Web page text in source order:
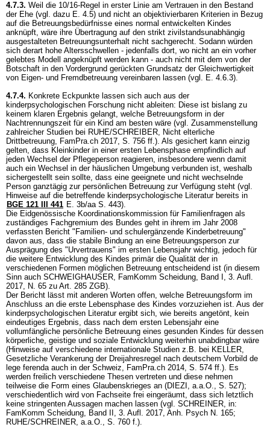
4.7.3. Weil die 10/16-Regel in erster Linie am Vertrauen in den Bestand
der Ehe (vgl. dazu E. 4.5) und nicht an objektivierbaren Kriterien in Bezug
auf die Betreuungsbedürfnisse eines normal entwickelten Kindes
anknüpft, wäre ihre Übertragung auf den strikt zivilstandsunabhängig
ausgestalteten Betreuungsunterhalt nicht sachgerecht. Sodann würden
sich derart hohe Altersschwellen - jedenfalls dort, wo nicht an ein vorher
gelebtes Modell angeknüpft werden kann - auch nicht mit dem von der
Botschaft in den Vordergrund gerückten Grundsatz der Gleichwertigkeit
von Eigen- und Fremdbetreuung vereinbaren lassen (vgl. E. 4.6.3).
4.7.4. Konkrete Eckpunkte lassen sich auch aus der
kinderpsychologischen Forschung nicht ableiten: Diese ist bislang zu
keinem klaren Ergebnis gelangt, welche Betreuungsform in der
Nachtrennungszeit für ein Kind am besten wäre (vgl. Zusammenstellung
zahlreicher Studien bei RUHE/SCHREIBER, Nicht elterliche
Drittbetreuung, FamPra.ch 2017, S. 756 ff.). Als gesichert kann einzig
gelten, dass Kleinkinder in einer ersten Lebensphase empfindlich auf
jeden Wechsel der Pflegeperson reagieren, insbesondere wenn damit
auch ein Wechsel in der häuslichen Umgebung verbunden ist, weshalb
sichergestellt sein sollte, dass eine geeignete und nicht wechselnde
Person ganztägig zur persönlichen Betreuung zur Verfügung steht (vgl.
Hinweise auf die betreffende kinderpsychologische Literatur bereits in
BGE 121 III 441 E. 3b/aa S. 443).
Die Eidgenössische Koordinationskommission für Familienfragen als
zuständiges Fachgremium des Bundes geht in ihrem im Jahr 2008
verfassten Bericht "Familien- und schulergänzende Kinderbetreuung"
davon aus, dass die stabile Bindung an eine Betreuungsperson zur
Ausprägung des "Urvertrauens" im ersten Lebensjahr wichtig, jedoch für
die weitere Entwicklung des Kindes primär die Qualität der in
verschiedenen Formen möglichen Betreuung entscheidend ist (in diesem
Sinn auch SCHWEIGHAUSER, FamKomm Scheidung, Band I, 3. Aufl.
2017, N. 65 zu Art. 285 ZGB).
Der Bericht lässt mit anderen Worten offen, welche Betreuungsform im
Anschluss an die erste Lebensphase des Kindes vorzuziehen ist. Aus der
kinderpsychologischen Literatur ergibt sich, wie bereits angetönt, kein
eindeutiges Ergebnis, dass nach dem ersten Lebensjahr eine
vollumfängliche persönliche Betreuung eines gesunden Kindes für dessen
körperliche, geistige und soziale Entwicklung weiterhin unabdingbar wäre
(Hinweise auf verschiedene internationale Studien z.B. bei KELLER,
Gesetzliche Verankerung der Dreijahresregel nach deutschem Vorbild de
lege ferenda auch in der Schweiz, FamPra.ch 2014, S. 574 ff.). Es
werden freilich verschiedene Thesen vertreten und diese nehmen
teilweise die Form eines Glaubenskrieges an (DIEZI, a.a.O., S. 527);
verschiedentlich wird von Fachseite frei eingeräumt, dass sich letztlich
keine stringenten Aussagen machen lassen (vgl. SCHREINER, in:
FamKomm Scheidung, Band II, 3. Aufl. 2017, Anh. Psych N. 165;
RUHE/SCHREINER, a.a.O., S. 760 f.).